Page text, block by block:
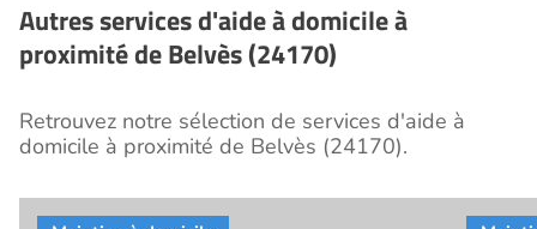
Autres services d'aide à domicile à
proximité de Belvès (24170)
Retrouvez notre sélection de services d'aide à
domicile à proximité de Belvès (24170).